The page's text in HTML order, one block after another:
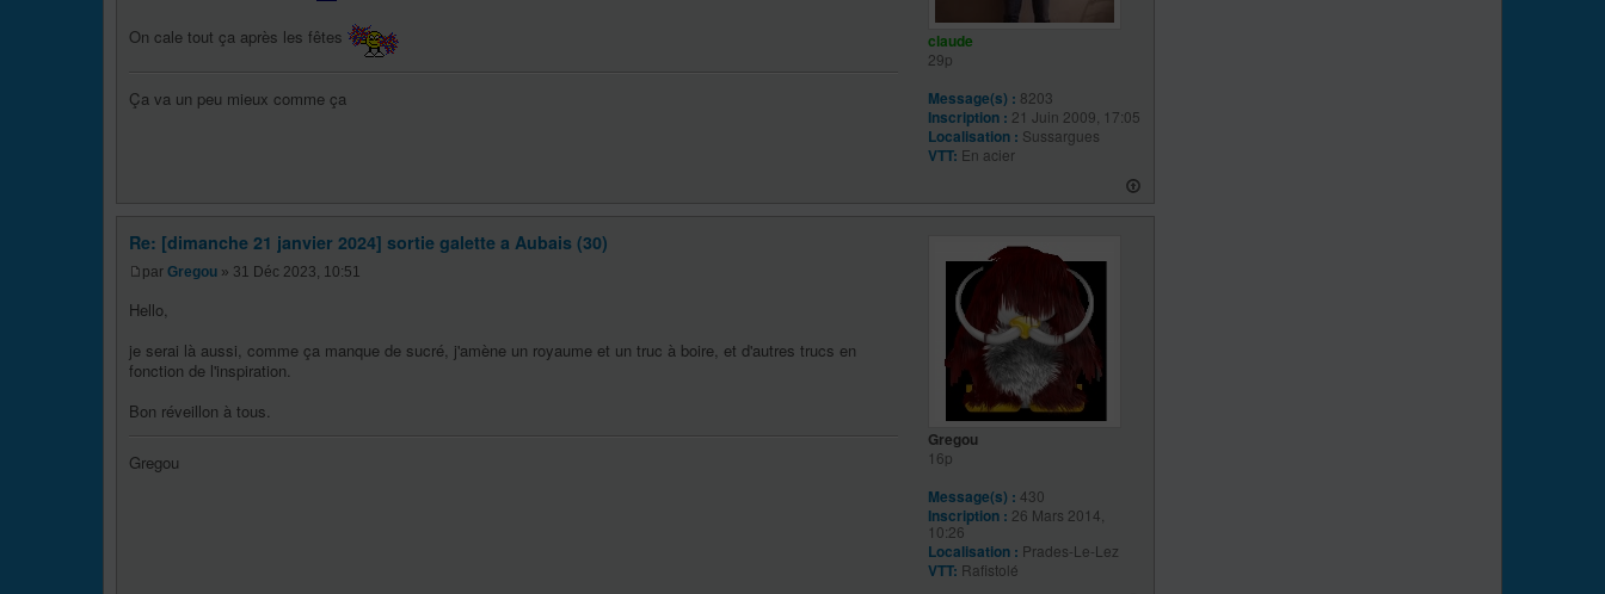
On cale tout ça après les fêtes
Ça va un peu mieux comme ça
claude
29p
Message(s) : 8203
Inscription : 21 Juin 2009, 17:05
Localisation : Sussargues
VTT: En acier
Re: [dimanche 21 janvier 2024] sortie galette a Aubais (30)
par Gregou » 31 Déc 2023, 10:51
Hello,
je serai là aussi, comme ça manque de sucré, j'amène un royaume et un truc à boire, et d'autres trucs en
fonction de l'inspiration.
Bon réveillon à tous.
Gregou
Gregou
16p
Message(s) : 430
Inscription : 26 Mars 2014,
10:26
Localisation : Prades-Le-Lez
VTT: Rafistolé